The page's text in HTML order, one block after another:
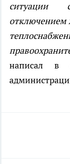
ситуации
отключением
написал в